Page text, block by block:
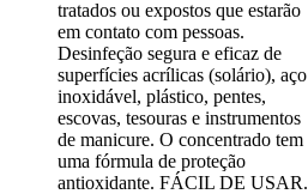
tratados ou expostos que estarão
em contato com pessoas.
Desinfeção segura e eficaz de
superfícies acrílicas (solário), aço
inoxidável, plástico, pentes,
escovas, tesouras e instrumentos
de manicure. O concentrado tem
uma fórmula de proteção
antioxidante. FÁCIL DE USAR.